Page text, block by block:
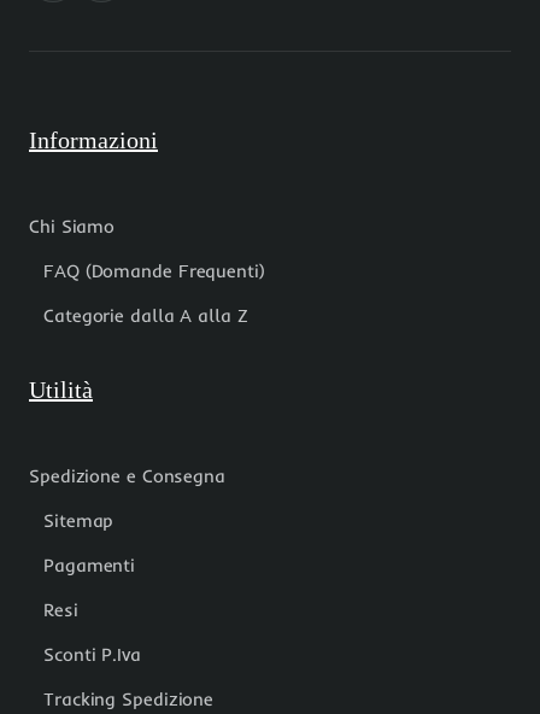
Informazioni
Chi Siamo
FAQ (Domande Frequenti)
Categorie dalla A alla Z
Utilità
Spedizione e Consegna
Sitemap
Pagamenti
Resi
Sconti P.Iva
Tracking Spedizione